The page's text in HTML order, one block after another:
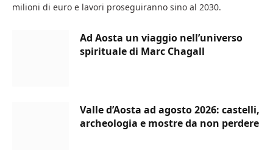
milioni di euro e lavori proseguiranno sino al 2030.
Ad Aosta un viaggio nell’universo
spirituale di Marc Chagall
Valle d’Aosta ad agosto 2026: castelli,
archeologia e mostre da non perdere